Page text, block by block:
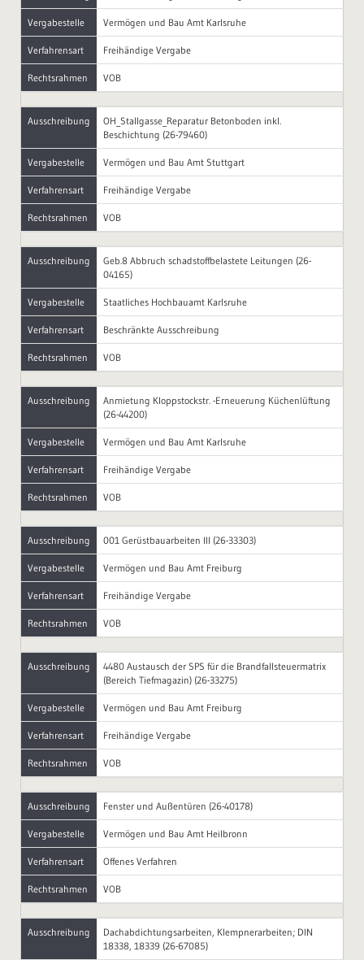
Vergabestelle Vermögen und Bau Amt Karlsruhe
Verfahrensart Freihändige Vergabe
Rechtsrahmen VOB
Ausschreibung
OH_Stallgasse_Reparatur Betonboden inkl.
Beschichtung (26-79460)
Vergabestelle Vermögen und Bau Amt Stuttgart
Verfahrensart Freihändige Vergabe
Rechtsrahmen VOB
Ausschreibung
Geb.8 Abbruch schadstoffbelastete Leitungen (26-
04165)
Vergabestelle Staatliches Hochbauamt Karlsruhe
Verfahrensart Beschränkte Ausschreibung
Rechtsrahmen VOB
Ausschreibung
Anmietung Kloppstockstr. -Erneuerung Küchenlüftung
(26-44200)
Vergabestelle Vermögen und Bau Amt Karlsruhe
Verfahrensart Freihändige Vergabe
Rechtsrahmen VOB
Ausschreibung 001 Gerüstbauarbeiten III (26-33303)
Vergabestelle Vermögen und Bau Amt Freiburg
Verfahrensart Freihändige Vergabe
Rechtsrahmen VOB
Ausschreibung
4480 Austausch der SPS für die Brandfallsteuermatrix
(Bereich Tiefmagazin) (26-33275)
Vergabestelle Vermögen und Bau Amt Freiburg
Verfahrensart Freihändige Vergabe
Rechtsrahmen VOB
Ausschreibung Fenster und Außentüren (26-40178)
Vergabestelle Vermögen und Bau Amt Heilbronn
Verfahrensart Offenes Verfahren
Rechtsrahmen VOB
Ausschreibung
Dachabdichtungsarbeiten, Klempnerarbeiten; DIN
18338, 18339 (26-67085)